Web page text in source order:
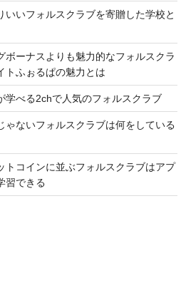
いいフォルスクラブを寄贈した学校と
ボーナスよりも魅力的なフォルスクラ
トふぉるぱの魅力とは
学べる2chで人気のフォルスクラブ
ゃないフォルスクラブは何をしている
トコインに並ぶフォルスクラブはアプ
習できる